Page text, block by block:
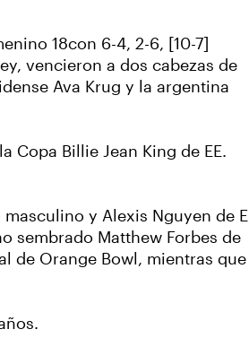
18con 6-4, 2-6, [10-7]
vencieron a dos cabezas de
Ava Krug y la argentina
Copa Billie Jean King de EE.
y Alexis Nguyen de El
sembrado Matthew Forbes de
de Orange Bowl, mientras que